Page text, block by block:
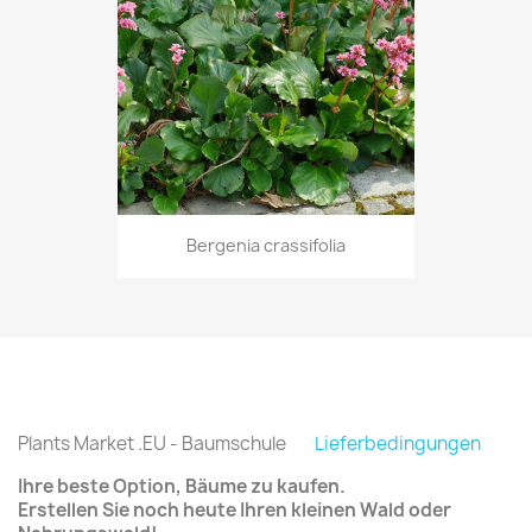
Bergenia crassifolia
Plants Market .EU - Baumschule Lieferbedingungen
Ihre beste Option, Bäume zu kaufen.
Erstellen Sie noch heute Ihren kleinen Wald oder